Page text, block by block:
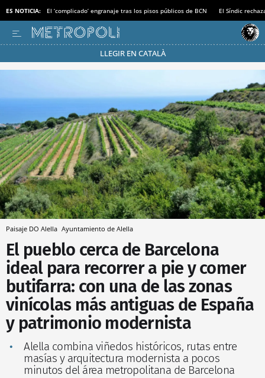
ES NOTICIA: El ‘complicado’ engranaje tras los pisos públicos de BCN El Síndic
LLEGIR EN CATALÀ
Pásate al MODO AHORRO
Paisaje DO Alella Ayuntamiento de Alella
El pueblo cerca de Barcelona
ideal para recorrer a pie y comer
butifarra: con una de las zonas
vinícolas más antiguas de España
y patrimonio modernista
Alella combina viñedos históricos, rutas entre
masías y arquitectura modernista a pocos
minutos del área metropolitana de Barcelona